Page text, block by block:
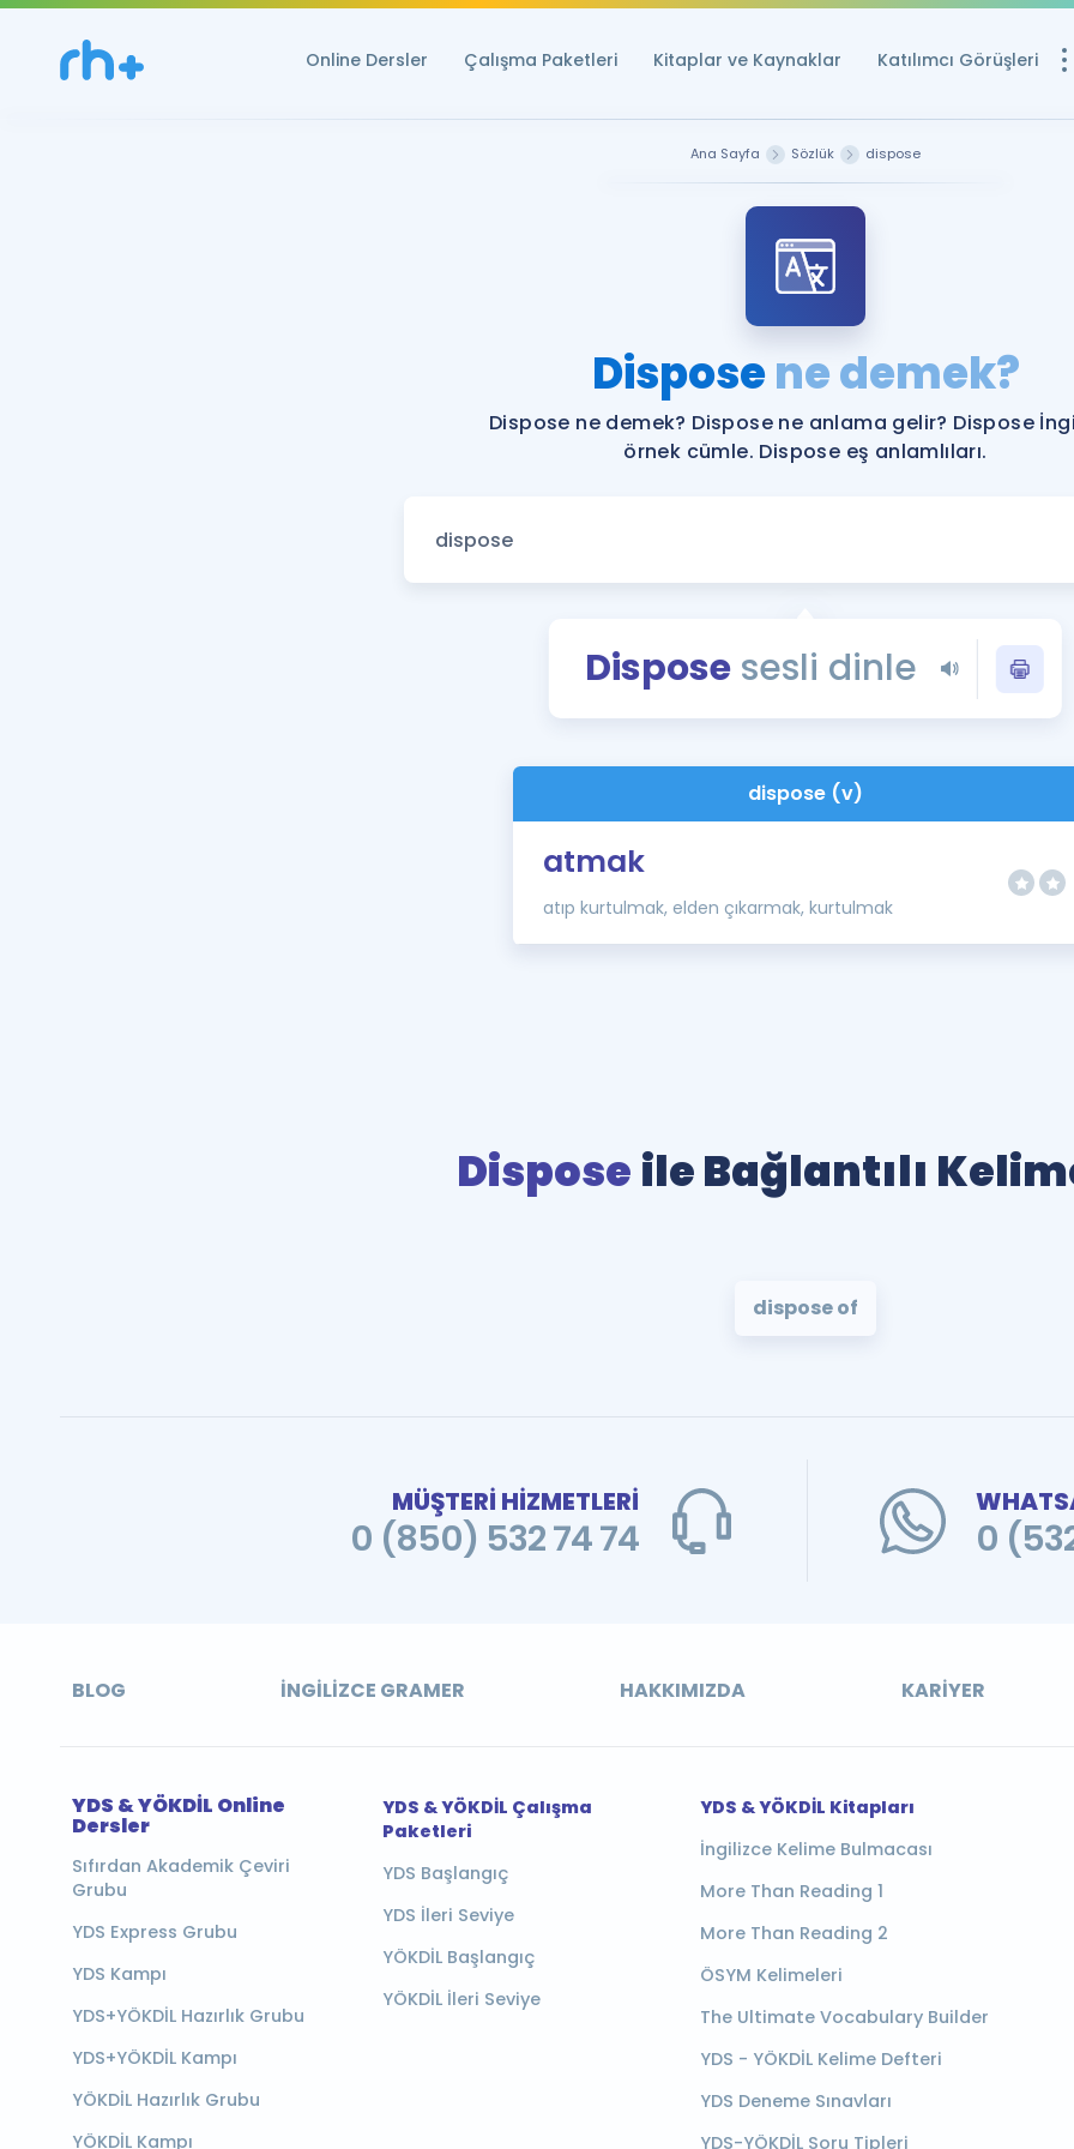
Online Dersler Çalışma Paketleri Kitaplar ve Kaynaklar Katılımcı Görüşleri
YDS ve YÖKDİL
Rehberlik Aracı
YDS ve YÖKDİL'e
Tüm ÖSYM
YDS - YÖKDİL
İngilizce Gramer
Ana Sayfa Sözlük dispose
Disposene demek?
Dispose ne demek? Dispose ne anlama gelir? Dispose
örnek cümle. Dispose eş anlamlıları.
Disposesesli dinle
dispose (v)
atmak
atıp kurtulmak, elden çıkarmak, kurtulmak
Dispose ile Bağlantılı
dispose of
MÜŞTERİ HİZMETLERİ
0 (850) 532 74 74 0
BLOG İNGILIZCE GRAMER HAKKIMIZDA KARIYER
YDS & YÖKDİL Online
Dersler
Sıfırdan Akademik Çeviri
Grubu
YDS Express Grubu
YDS Kampı
YDS+YÖKDİL Hazırlık Grubu
YDS+YÖKDİL Kampı
YÖKDİL Hazırlık Grubu
YÖKDİL Kampı
YDS & YÖKDİL Çalışma
Paketleri
YDS Başlangıç
YDS İleri Seviye
YÖKDİL Başlangıç
YÖKDİL İleri Seviye
YDS & YÖKDİL Kitapları
İngilizce Kelime Bulmacası
More Than Reading 1
More Than Reading 2
ÖSYM Kelimeleri
The Ultimate Vocabulary Builder
YDS - YÖKDİL Kelime Defteri
YDS Deneme Sınavları
YDS-YÖKDİL Soru Tipleri